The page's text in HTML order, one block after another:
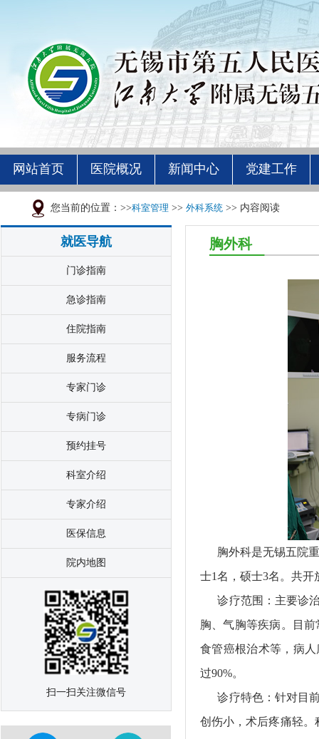
网站首页 医院概况 新闻中心 党建工作
您当前的位置：>>科室管理 >> 外科系统 >> 内容阅读
就医导航
门诊指南
急诊指南
住院指南
服务流程
专家门诊
专病门诊
预约挂号
科室介绍
专家介绍
医保信息
院内地图
扫一扫关注微信号
胸外科
胸外科是无锡五院重
士1名，硕士3名。共开
诊疗范围：主要诊治
胸、气胸等疾病。目
食管癌根治术等，病
过90%。
诊疗特色：针对目前
创伤小，术后疼痛轻